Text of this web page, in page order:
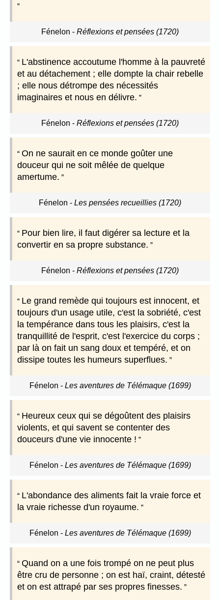
Fénelon - Réflexions et pensées (1720)
L'abstinence accoutume l'homme à la pauvreté
et au détachement ; elle dompte la chair rebelle
; elle nous détrompe des nécessités
imaginaires et nous en délivre.
Fénelon - Réflexions et pensées (1720)
On ne saurait en ce monde goûter une
douceur qui ne soit mêlée de quelque
amertume.
Fénelon - Les pensées recueillies (1720)
Pour bien lire, il faut digérer sa lecture et la
convertir en sa propre substance.
Fénelon - Réflexions et pensées (1720)
Le grand remède qui toujours est innocent, et
toujours d'un usage utile, c'est la sobriété, c'est
la tempérance dans tous les plaisirs, c'est la
tranquillité de l'esprit, c'est l'exercice du corps ;
par là on fait un sang doux et tempéré, et on
dissipe toutes les humeurs superflues.
Fénelon - Les aventures de Télémaque (1699)
Heureux ceux qui se dégoûtent des plaisirs
violents, et qui savent se contenter des
douceurs d'une vie innocente !
Fénelon - Les aventures de Télémaque (1699)
L'abondance des aliments fait la vraie force et
la vraie richesse d'un royaume.
Fénelon - Les aventures de Télémaque (1699)
Quand on a une fois trompé on ne peut plus
être cru de personne ; on est haï, craint, détesté
et on est attrapé par ses propres finesses.